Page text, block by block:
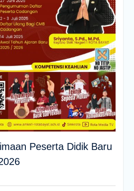
Peserta Didik Baru